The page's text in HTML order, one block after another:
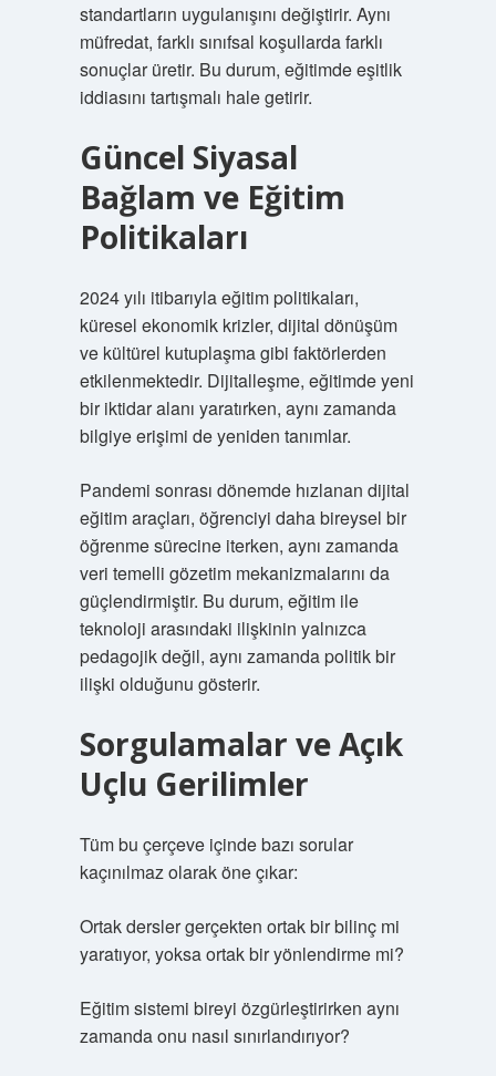
standartların uygulanışını değiştirir. Aynı
müfredat, farklı sınıfsal koşullarda farklı
sonuçlar üretir. Bu durum, eğitimde eşitlik
iddiasını tartışmalı hale getirir.
Güncel Siyasal
Bağlam ve Eğitim
Politikaları
2024 yılı itibarıyla eğitim politikaları,
küresel ekonomik krizler, dijital dönüşüm
ve kültürel kutuplaşma gibi faktörlerden
etkilenmektedir. Dijitalleşme, eğitimde yeni
bir iktidar alanı yaratırken, aynı zamanda
bilgiye erişimi de yeniden tanımlar.
Pandemi sonrası dönemde hızlanan dijital
eğitim araçları, öğrenciyi daha bireysel bir
öğrenme sürecine iterken, aynı zamanda
veri temelli gözetim mekanizmalarını da
güçlendirmiştir. Bu durum, eğitim ile
teknoloji arasındaki ilişkinin yalnızca
pedagojik değil, aynı zamanda politik bir
ilişki olduğunu gösterir.
Sorgulamalar ve Açık
Uçlu Gerilimler
Tüm bu çerçeve içinde bazı sorular
kaçınılmaz olarak öne çıkar:
Ortak dersler gerçekten ortak bir bilinç mi
yaratıyor, yoksa ortak bir yönlendirme mi?
Eğitim sistemi bireyi özgürleştirirken aynı
zamanda onu nasıl sınırlandırıyor?